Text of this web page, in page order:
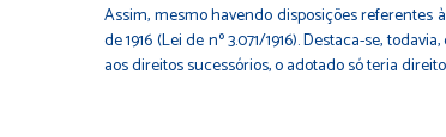
Assim, mesmo havendo disposições referentes
de 1916 (Lei de nº 3.071/1916). Destaca-se,
aos direitos sucessórios, o adotado só teria